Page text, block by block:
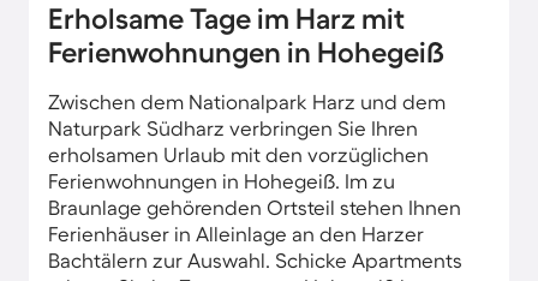
Erholsame Tage im Harz mit
Ferienwohnungen in Hohegeiß
Zwischen dem Nationalpark Harz und dem
Naturpark Südharz verbringen Sie Ihren
erholsamen Urlaub mit den vorzüglichen
Ferienwohnungen in Hohegeiß. Im zu
Braunlage gehörenden Ortsteil stehen Ihnen
Ferienhäuser in Alleinlage an den Harzer
Bachtälern zur Auswahl. Schicke Apartments